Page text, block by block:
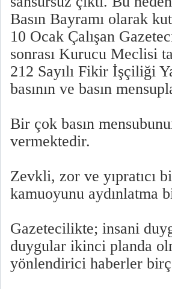
Basın Bayramı olarak
10 Ocak Çalışan
sonrası Kurucu Meclisi
212 Sayılı Fikir İşçiliği
basının ve basın
Bir çok basın
vermektedir.
Zevkli, zor ve yıpratıcı
kamuoyunu aydınlatma
Gazetecilikte; insani
duygular ikinci planda
yönlendirici haberler